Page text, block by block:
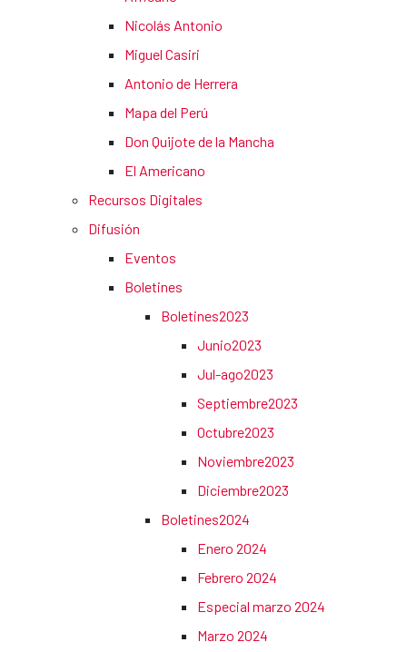
Nicolás Antonio
Miguel Casiri
Antonio de Herrera
Mapa del Perú
Don Quijote de la Mancha
El Americano
Recursos Digitales
Difusión
Eventos
Boletines
Boletines2023
Junio2023
Jul-ago2023
Septiembre2023
Octubre2023
Noviembre2023
Diciembre2023
Boletines2024
Enero 2024
Febrero 2024
Especial marzo 2024
Marzo 2024